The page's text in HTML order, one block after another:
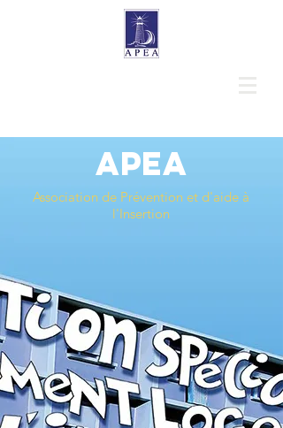
apea
Association de Prévention et d'aide à
l'Insertion